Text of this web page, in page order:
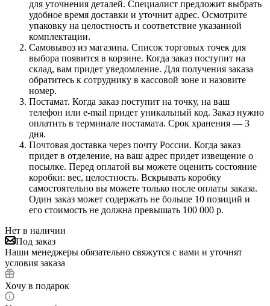
для уточнения деталей. Специалист предложит выбрать
удобное время доставки и уточнит адрес. Осмотрите
упаковку на целостность и соответствие указанной
комплектации.
Самовывоз из магазина. Список торговых точек для
выбора появится в корзине. Когда заказ поступит на
склад, вам придет уведомление. Для получения заказа
обратитесь к сотруднику в кассовой зоне и назовите
номер.
Постамат. Когда заказ поступит на точку, на ваш
телефон или e-mail придет уникальный код. Заказ нужно
оплатить в терминале постамата. Срок хранения — 3
дня.
Почтовая доставка через почту России. Когда заказ
придет в отделение, на ваш адрес придет извещение о
посылке. Перед оплатой вы можете оценить состояние
коробки: вес, целостность. Вскрывать коробку
самостоятельно вы можете только после оплаты заказа.
Один заказ может содержать не больше 10 позиций и
его стоимость не должна превышать 100 000 р.
Нет в наличии
Под заказ
Наши менеджеры обязательно свяжутся с вами и уточнят
условия заказа
Хочу в подарок